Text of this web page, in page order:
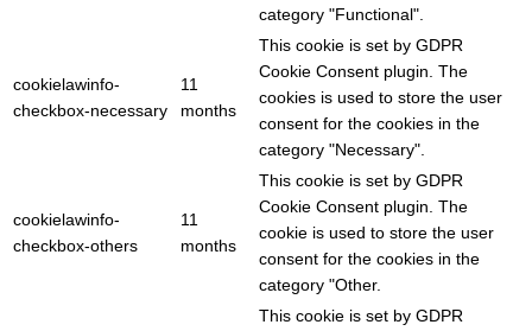
category "Functional".
cookielawinfo-
checkbox-necessary
11
months
This cookie is set by GDPR
Cookie Consent plugin. The
cookies is used to store the user
consent for the cookies in the
category "Necessary".
cookielawinfo-
checkbox-others
11
months
This cookie is set by GDPR
Cookie Consent plugin. The
cookie is used to store the user
consent for the cookies in the
category "Other.
This cookie is set by GDPR